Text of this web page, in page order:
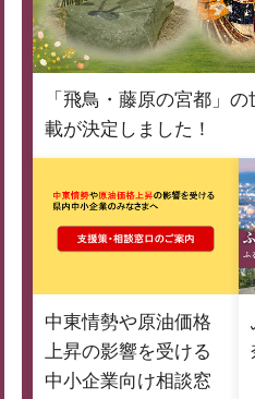
「飛鳥・藤原の宮都」
載が決定しました！
中東情勢や原油価格
上昇の影響を受ける
中小企業向け相談窓